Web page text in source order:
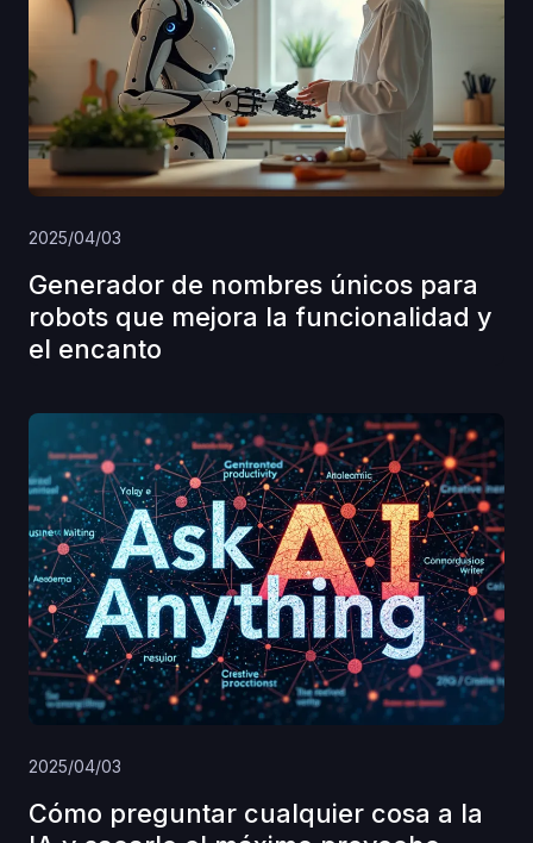
2025/04/03
Generador de nombres únicos para
robots que mejora la funcionalidad y
el encanto
2025/04/03
Cómo preguntar cualquier cosa a la